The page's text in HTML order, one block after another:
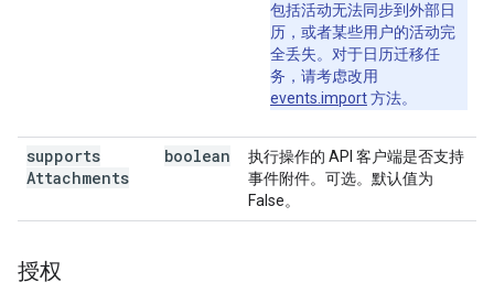
包括活动无法同步到外部日
历，或者某些用户的活动完
全丢失。对于日历迁移任
务，请考虑改用
events.import方法。
supports
Attachments
boolean
执行操作的 API 客户端是否支持
事件附件。可选。默认值为
False。
授权